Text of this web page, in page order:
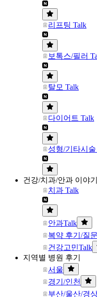
리프팅 Talk
보톡스/필러
탈모 Talk
다이어트 Talk
성형/기타시술
건강/치과/안과 이야기
치과 Talk
안과Talk
복약 후기/질문
건강고민Talk
지역별 병원 후기
서울
경기/인천
부산/울산/경